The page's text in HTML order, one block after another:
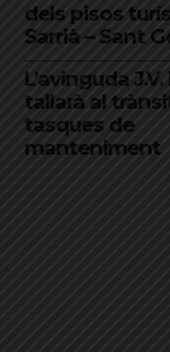
dels pisos
Sarrià – Sant
L’avinguda
tallarà al
tasques de
manteniment